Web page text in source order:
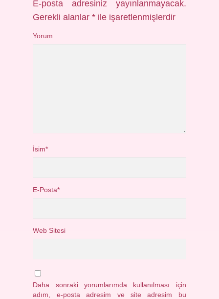
E-posta adresiniz yayınlanmayacak.
Gerekli alanlar* ile işaretlenmişlerdir
Yorum
İsim*
E-Posta*
Web Sitesi
Daha sonraki yorumlarımda kullanılması için
adım, e-posta adresim ve site adresim bu